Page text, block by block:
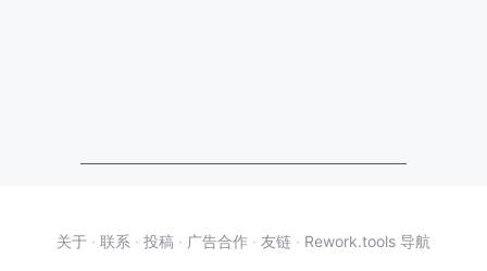
关于 · 联系 · 投稿 · 广告合作 · 友链 · Rework.tools 导航